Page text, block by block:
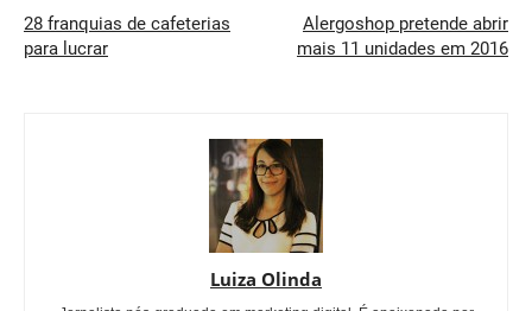
28 franquias de cafeterias
para lucrar
Alergoshop pretende abrir
mais 11 unidades em 2016
Luiza Olinda